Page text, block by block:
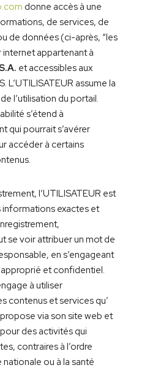
donne accès à une
de services, de
de données (ci-après, “les
internet appartenant à
et accessibles aux
L’UTILISATEUR assume la
l’utilisation du portail.
s’étend à
qui pourrait s’avérer
accéder à certains
l’UTILISATEUR est
exactes et
se voir attribuer un mot de
en s’engageant
approprié et confidentiel.
à utiliser
contenus et services qu’
propose via son site web et
des activités qui
contraires à l’ordre
ou à la santé